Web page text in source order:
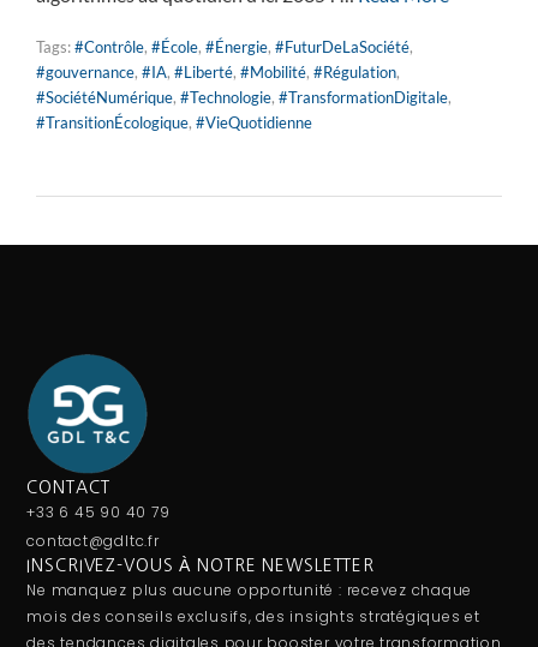
Tags:#Contrôle, #École, #Énergie, #FuturDeLaSociété,
#gouvernance, #IA, #Liberté, #Mobilité, #Régulation,
#SociétéNumérique, #Technologie, #TransformationDigitale,
#TransitionÉcologique, #VieQuotidienne
CONTACT
+33 6 45 90 40 79
contact@gdltc.fr
INSCRIVEZ-VOUS À NOTRE NEWSLETTER
Ne manquez plus aucune opportunité : recevez chaque
mois des conseils exclusifs, des insights stratégiques et
des tendances digitales pour booster votre transformation